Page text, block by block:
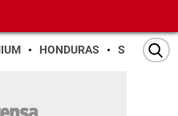
HONDURAS SAN PEDRO